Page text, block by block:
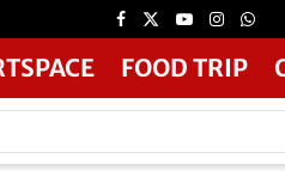
FOOD TRIP